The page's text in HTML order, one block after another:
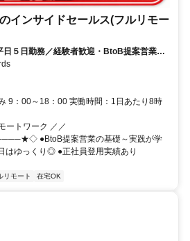
インサイドセールス(フルリモー
日５日勤務／経験者歓迎・BtoB提案営業で
9：00～18：00 実働時間：1日あたり8時
ートワーク ／／
●BtoB提案営業の基礎～実践が学
はゆっくり◎ ●正社員登用実績あり
リモート 在宅OK